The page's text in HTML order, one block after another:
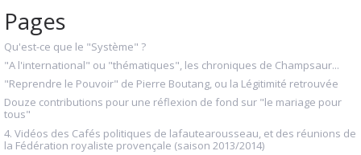
Pages
Qu'est-ce que le "Système" ?
"A l'international" ou "thématiques", les chroniques de Champsaur...
"Reprendre le Pouvoir" de Pierre Boutang, ou la Légitimité retrouvée
Douze contributions pour une réflexion de fond sur "le mariage pour
tous"
4. Vidéos des Cafés politiques de lafautearousseau, et des réunions de
la Fédération royaliste provençale (saison 2013/2014)